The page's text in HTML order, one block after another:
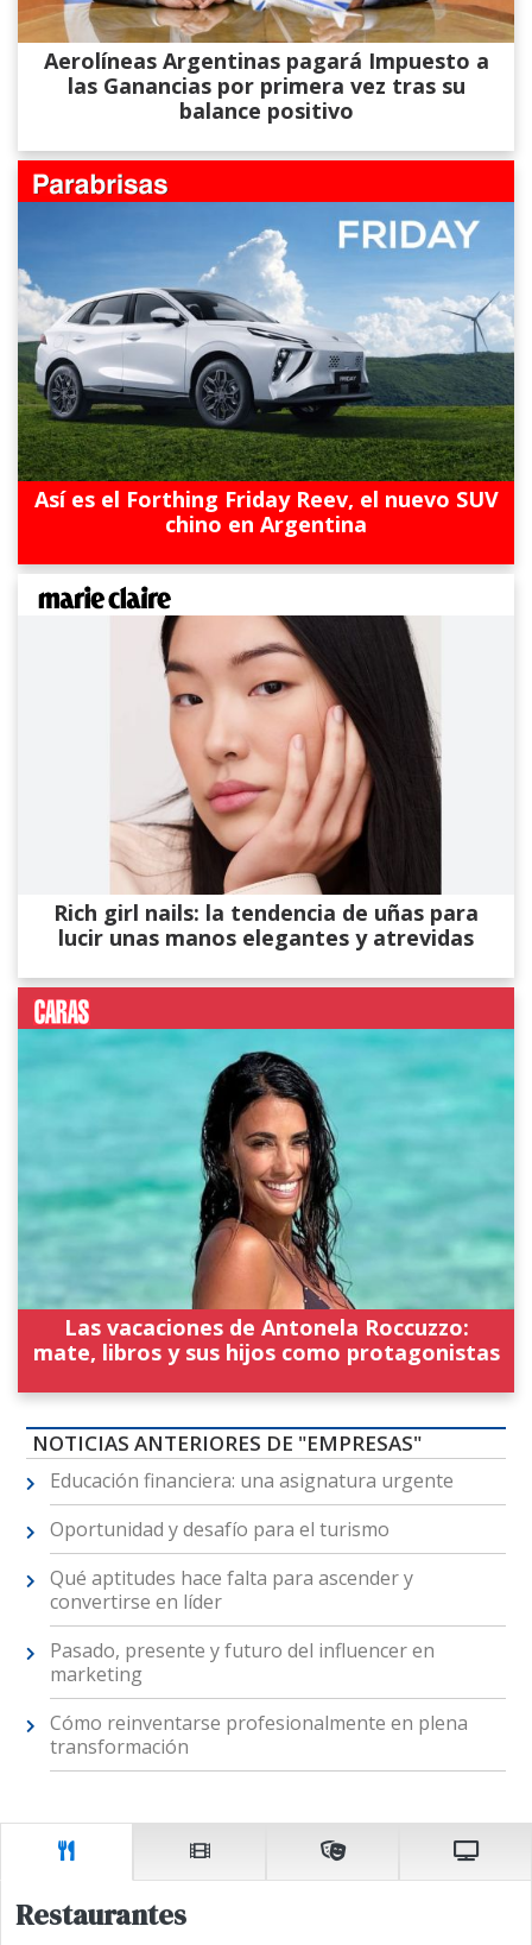
Aerolíneas Argentinas pagará Impuesto a
las Ganancias por primera vez tras su
balance positivo
Así es el Forthing Friday Reev, el nuevo SUV
chino en Argentina
Rich girl nails: la tendencia de uñas para
lucir unas manos elegantes y atrevidas
Las vacaciones de Antonela Roccuzzo:
mate, libros y sus hijos como protagonistas
NOTICIAS ANTERIORES DE "EMPRESAS"
Educación financiera: una asignatura urgente
Oportunidad y desafío para el turismo
Qué aptitudes hace falta para ascender y
convertirse en líder
Pasado, presente y futuro del influencer en
marketing
Cómo reinventarse profesionalmente en plena
transformación
Restaurantes